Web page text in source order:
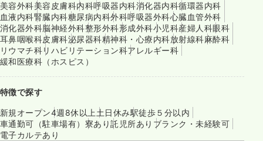
美容外科美容皮膚科内科呼吸器内科消化器内科循環器内科
血液内科腎臓内科糖尿病内科外科呼吸器外科心臓血管外科
消化器外科脳神経外科整形外科形成外科小児科産婦人科眼科
耳鼻咽喉科皮膚科泌尿器科精神科・心療内科放射線科麻酔科
リウマチ科リハビリテーション科アレルギー科
緩和医療科（ホスピス）
特徴で探す
新規オープン4週8休以上 土日休み駅徒歩５分以内
車通勤可（駐車場有） 寮あり託児所あり ブランク・未経験可
電子カルテあり